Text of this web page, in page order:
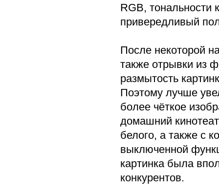
RGB,
привередливый
После некоторой
также отрывки из
размытость
Поэтому лучше
более чёткое
домашний
белого, а также с
выключенной
картинка была
конкурентов.